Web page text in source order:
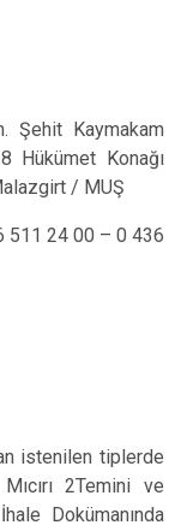
Şehit Kaymakam
Hükümet Konağı
/ MUŞ
511 24 00 – 0 436
istenilen tiplerde
2Temini ve
Dokümanında